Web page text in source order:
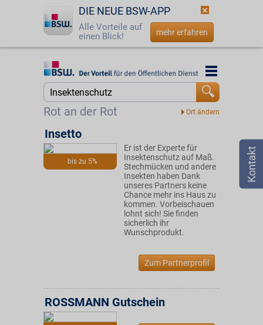
DIE NEUE BSW-APP
Alle Vorteile auf
einen Blick!
mehr erfahren
Startseite
☎ 0800 - 279 25 82
Rot an der Rot
Startseite
bis zu 5%
Insetto
Er ist der Experte für
Insektenschutz auf Maß.
Stechmücken und andere
Insekten haben Dank
unseres Partners keine
Chance mehr ins Haus zu
kommen. Vorbeischauen
lohnt sich! Sie finden
sicherlich ihr
Wunschprodukt.
Zum Partnerprofil
ROSSMANN Gutschein